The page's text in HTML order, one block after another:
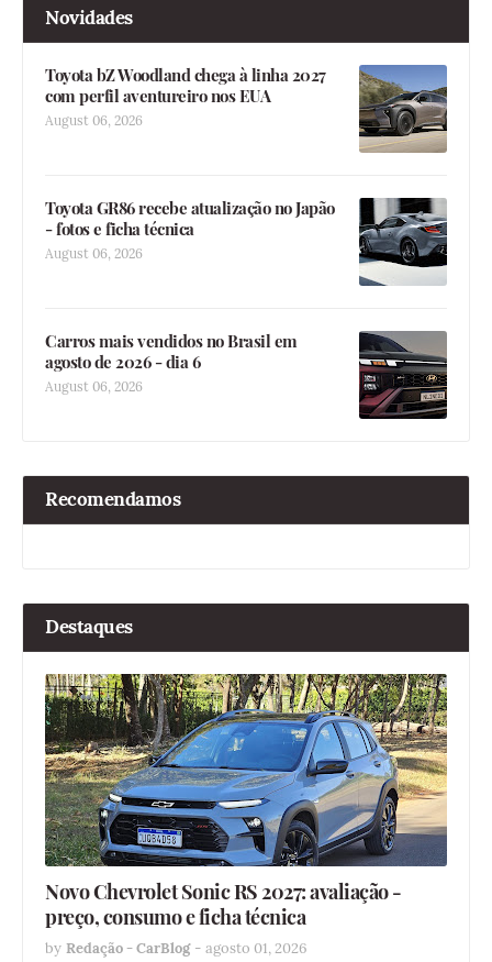
Novidades
Toyota bZ Woodland chega à linha 2027
com perfil aventureiro nos EUA
August 06, 2026
Toyota GR86 recebe atualização no Japão
- fotos e ficha técnica
August 06, 2026
Carros mais vendidos no Brasil em
agosto de 2026 - dia 6
August 06, 2026
Recomendamos
Destaques
Novo Chevrolet Sonic RS 2027: avaliação -
preço, consumo e ficha técnica
by Redação - CarBlog - agosto 01, 2026